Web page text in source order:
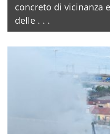
concreto di vicinanza
delle . . .